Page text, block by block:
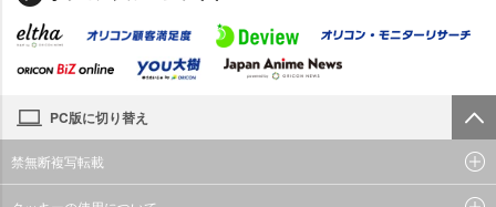
PC版に切り替え
禁無断複写転載